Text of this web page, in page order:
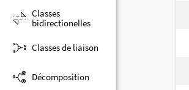
Classes
bidirectionelles
Classes de liaison
Décomposition